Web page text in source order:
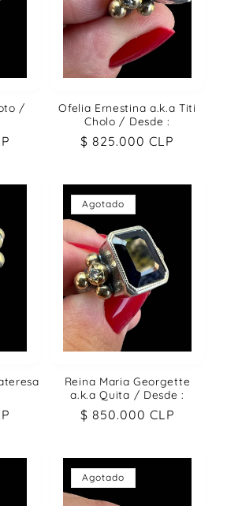
/
Ofelia Ernestina a.k.a Titi
Cholo / Desde :
Precio
$ 825.000 CLP
Agotado
Reina Maria Georgette
a.k.a Quita / Desde :
Precio
$ 850.000 CLP
Agotado